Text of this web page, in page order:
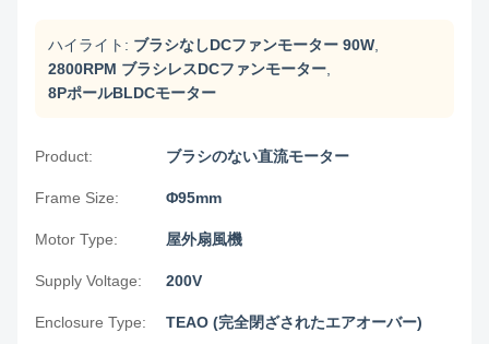
ハイライト: ブラシなしDCファンモーター 90W
2800RPM ブラシレスDCファンモーター
8PポールBLDCモーター
Product: ブラシのない直流モーター
Frame Size: Φ95mm
Motor Type: 屋外扇風機
Supply Voltage: 200V
Enclosure Type: TEAO (完全閉ざされたエアオーバー)